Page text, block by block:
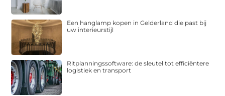
Een hanglamp kopen in Gelderland die past bij
uw interieurstijl
Ritplanningssoftware: de sleutel tot efficiëntere
logistiek en transport